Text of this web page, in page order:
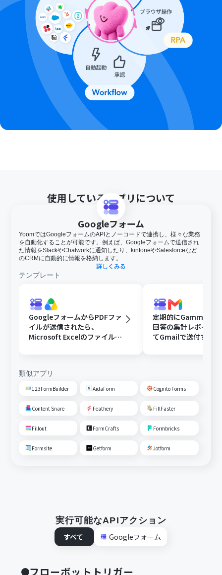
使用しているアプリについて
Googleフォーム
YoomではGoogleフォームのAPIとノーコードで連携し、様々な業務
を自動化することが可能です。例えば、Googleフォームで送信され
た情報をSlackやChatworkに通知したり、kintoneやSalesforceなど
のCRMに自動的に情報を格納します。
詳しくみる
テンプレート
GoogleフォームからPDFファ
イルが送信されたら、
Microsoft Excelのファイルに
定期的にGammaで
回答の集計レポート
てGmailで送付する
類似アプリ
123FormBuilder AidaForm Cognito Forms
Content Snare Feathery FillFaster
Fillout FormCrafts Formbricks
Formsite Getform Jotform
実行可能なAPIアクション
すべて
Googleフォーム
フローボットトリガー